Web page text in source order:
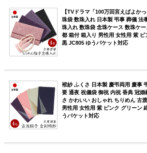
【TVドラマ「100万回言えばよか
珠袋 数珠入れ 日本製 弔事 葬儀 法
珠入れ 数珠袋 念珠ケース 数珠ケ
都 箱付 箱入り 男性用 女性用 紫 ピ
黒 JC805 ゆうパケット対応
袱紗 ふくさ 日本製 慶弔両用 慶事
要 通夜 祝儀袋 御祝 内祝 香典 冠婚
さ かわいい おしゃれ ちりめん 古
男性用 女性用 紫 ピンク グリーン
うパケット対応